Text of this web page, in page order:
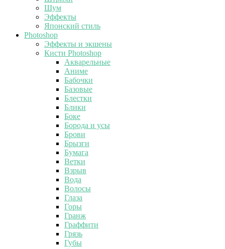
Шум
Эффекты
Японский стиль
Photoshop
Эффекты и экшены
Кисти Photoshop
Акварельные
Аниме
Бабочки
Базовые
Блестки
Блики
Боке
Борода и усы
Брови
Брызги
Бумага
Ветки
Взрыв
Вода
Волосы
Глаза
Горы
Гранж
Граффити
Грязь
Губы